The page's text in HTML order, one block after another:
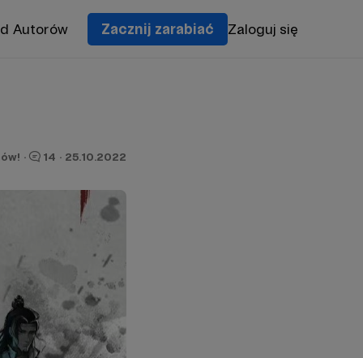
Autorów Zacznij zarabiać Zaloguj się
· 14 · 25.10.2022